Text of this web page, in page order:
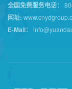
全国免费服务电话：
网址:
E-Mail：